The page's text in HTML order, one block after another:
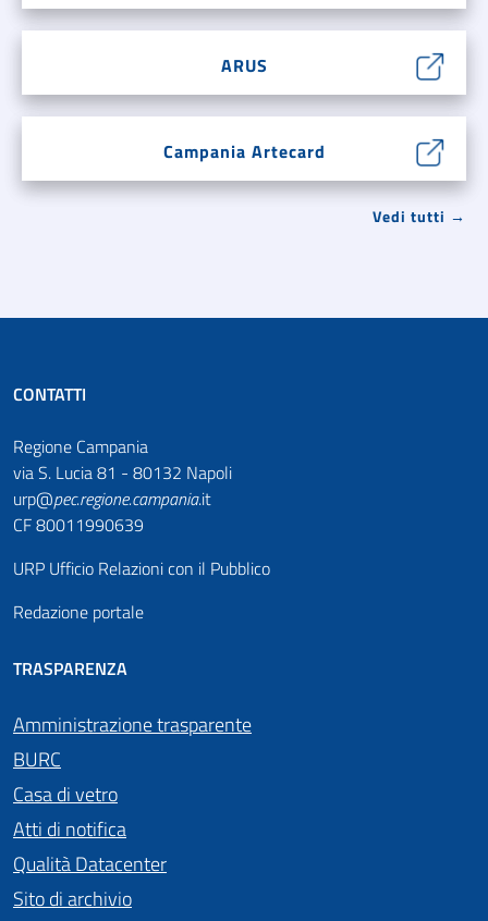
ARUS
Campania Artecard
Vedi tutti →
CONTATTI
Regione Campania
via S. Lucia 81 - 80132 Napoli
urp@pec.regione.campania.it
CF 80011990639
URP Ufficio Relazioni con il Pubblico
Redazione portale
TRASPARENZA
Amministrazione trasparente
BURC
Casa di vetro
Atti di notifica
Qualità Datacenter
Sito di archivio